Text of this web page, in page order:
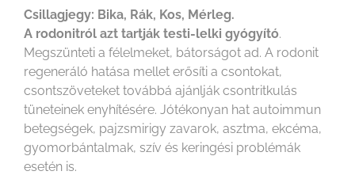
Csillagjegy: Bika, Rák, Kos, Mérleg.
A rodonitról azt tartják testi-lelki gyógyító.
Megszünteti a félelmeket, bátorságot ad. A rodonit
regeneráló hatása mellet erősíti a csontokat,
csontszöveteket továbbá ajánlják csontritkulás
tüneteinek enyhítésére. Jótékonyan hat autoimmun
betegségek, pajzsmirigy zavarok, asztma, ekcéma,
gyomorbántalmak, szív és keringési problémák
esetén is.